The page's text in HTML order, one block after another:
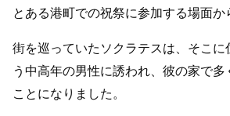
とある港町での祝祭に参加する場面か
街を巡っていたソクラテスは、そこに
う中高年の男性に誘われ、彼の家で多
ことになりました。